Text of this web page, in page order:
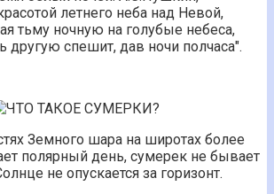
летнего неба над Невой,
тьму ночную на голубые небеса,
другую спешит, дав ночи полчаса".
Земного шара на широтах более
полярный день, сумерек не бывает
не опускается за горизонт.